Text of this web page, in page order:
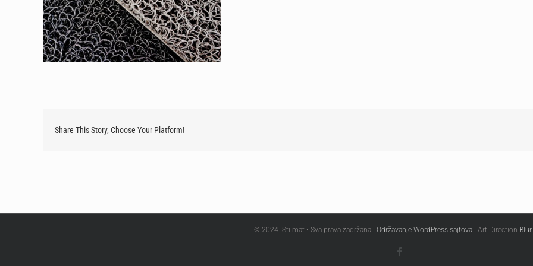
Share This Story, Choose Your Platform!
© 2024. Stilmat • Sva prava zadržana | Održavanje WordPress sajtova| Art Direction